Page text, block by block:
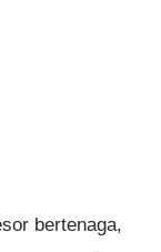
bertenaga,